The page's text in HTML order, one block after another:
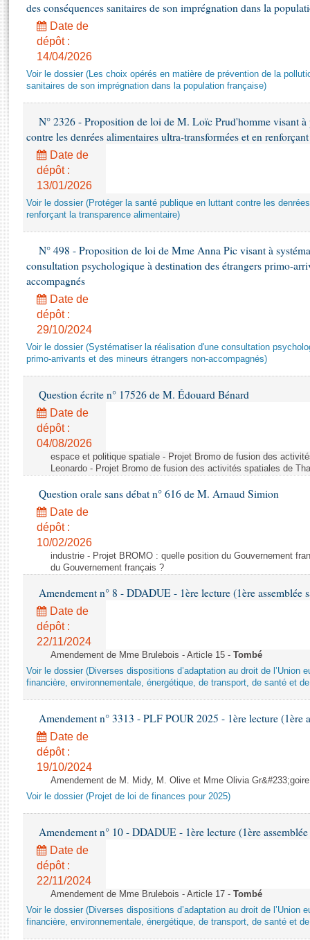
Amendements
Textes adoptés
Rapports d'information
Rapports d'enquête
Rapports législatifs
Rapports sur l'application des lois
Baromètre de l’application des lois
Dossiers législatifs
Questions écrites et orales
Juniors
Anciennes législatures
Liens vers les sites publics
Photos libres de droit
des conséquences sanitaires de son imprégnation dans la
Date de
dépôt :
14/04/2026
Voir le dossier (Les choix opérés en matière de prévention de la
sanitaires de son imprégnation dans la population française)
N° 2326 - Proposition de loi de M. Loïc Prud'homme visant
contre les denrées alimentaires ultra-transformées et en
Date de
dépôt :
13/01/2026
Voir le dossier (Protéger la santé publique en luttant contre les
renforçant la transparence alimentaire)
N° 498 - Proposition de loi de Mme Anna Pic visant à
consultation psychologique à destination des étrangers primo-
accompagnés
Date de
dépôt :
29/10/2024
Voir le dossier (Systématiser la réalisation d'une consultation
primo-arrivants et des mineurs étrangers non-accompagnés)
Question écrite n° 17526 de M. Édouard Bénard
Date de
dépôt :
04/08/2026
espace et politique spatiale - Projet Bromo de fusion des
Leonardo - Projet Bromo de fusion des activités spatiales de
Question orale sans débat n° 616 de M. Arnaud Simion
Date de
dépôt :
10/02/2026
industrie - Projet BROMO : quelle position du Gouvernement
du Gouvernement français ?
Amendement n° 8 - DDADUE - 1ère lecture (1ère assemblée
Date de
dépôt :
22/11/2024
Amendement de Mme Brulebois - Article 15 - Tombé
Voir le dossier (Diverses dispositions d’adaptation au droit de l’Union
financière, environnementale, énergétique, de transport, de santé et
Amendement n° 3313 - PLF POUR 2025 - 1ère lecture (1ère
Date de
dépôt :
19/10/2024
Amendement de M. Midy, M. Olive et Mme Olivia
Voir le dossier (Projet de loi de finances pour 2025)
Amendement n° 10 - DDADUE - 1ère lecture (1ère
Date de
dépôt :
22/11/2024
Amendement de Mme Brulebois - Article 17 - Tombé
Voir le dossier (Diverses dispositions d’adaptation au droit de l’Union
financière, environnementale, énergétique, de transport, de santé et